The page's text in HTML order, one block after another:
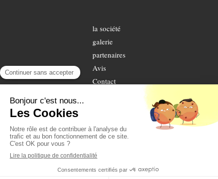
la société
galerie
partenaires
Avis
Contact
©2019 A TOUT POSE - Menuiserie
Mentions légales
Création et référencement du site par Simplébo